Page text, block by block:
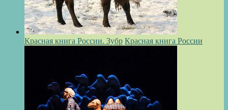
Красная книга России. Зубр Красная книга России